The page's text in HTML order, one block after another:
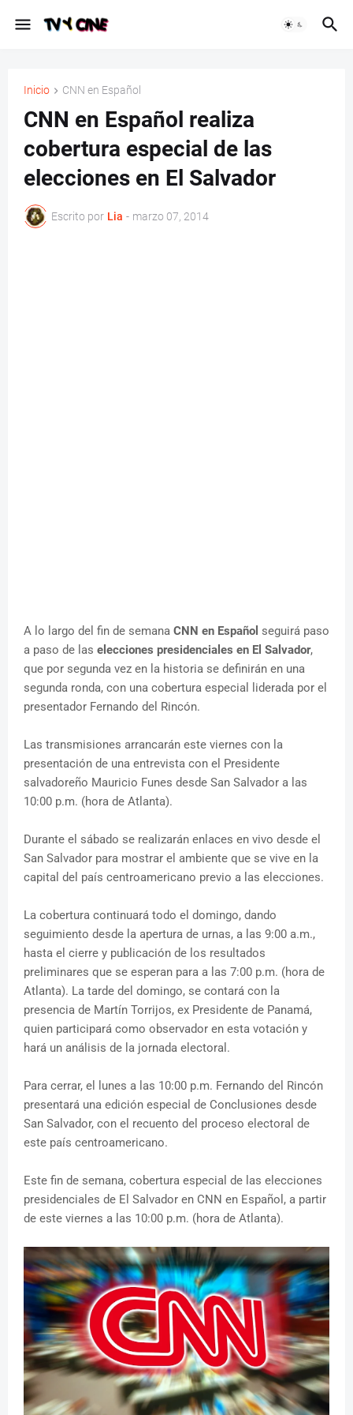
Inicio CNN en Español
CNN en Español realiza
cobertura especial de las
elecciones en El Salvador
Escrito por Lia - marzo 07, 2014
A lo largo del fin de semana CNN en Español seguirá paso
a paso de las elecciones presidenciales en El Salvador,
que por segunda vez en la historia se definirán en una
segunda ronda, con una cobertura especial liderada por el
presentador Fernando del Rincón.
Las transmisiones arrancarán este viernes con la
presentación de una entrevista con el Presidente
salvadoreño Mauricio Funes desde San Salvador a las
10:00 p.m. (hora de Atlanta).
Durante el sábado se realizarán enlaces en vivo desde el
San Salvador para mostrar el ambiente que se vive en la
capital del país centroamericano previo a las elecciones.
La cobertura continuará todo el domingo, dando
seguimiento desde la apertura de urnas, a las 9:00 a.m.,
hasta el cierre y publicación de los resultados
preliminares que se esperan para a las 7:00 p.m. (hora de
Atlanta). La tarde del domingo, se contará con la
presencia de Martín Torrijos, ex Presidente de Panamá,
quien participará como observador en esta votación y
hará un análisis de la jornada electoral.
Para cerrar, el lunes a las 10:00 p.m. Fernando del Rincón
presentará una edición especial de Conclusiones desde
San Salvador, con el recuento del proceso electoral de
este país centroamericano.
Este fin de semana, cobertura especial de las elecciones
presidenciales de El Salvador en CNN en Español, a partir
de este viernes a las 10:00 p.m. (hora de Atlanta).